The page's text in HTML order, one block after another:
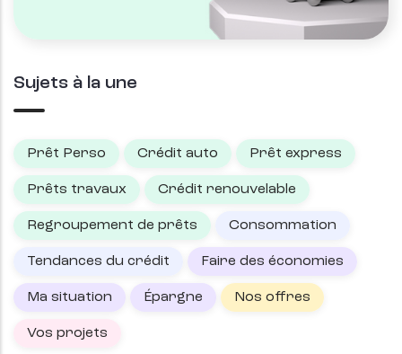
Sujets à la une
Prêt Perso Crédit auto Prêt express
Prêts travaux Crédit renouvelable
Regroupement de prêts Consommation
Tendances du crédit Faire des économies
Ma situation Épargne Nos offres
Vos projets